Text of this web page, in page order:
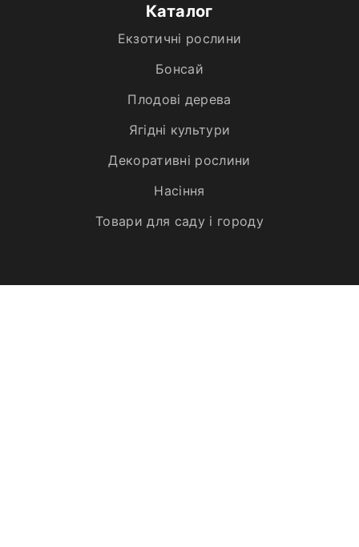
Каталог
Екзотичні рослини
Бонсай
Плодові дерева
Ягідні культури
Декоративні рослини
Насіння
Товари для саду і городу